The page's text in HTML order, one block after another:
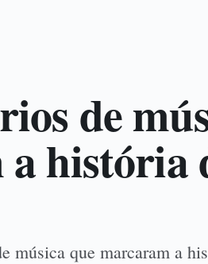
de
história
música que marcaram a